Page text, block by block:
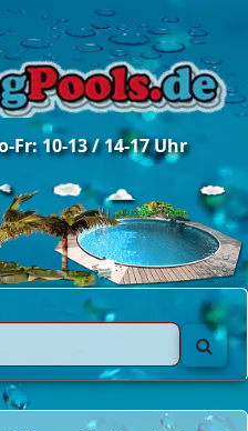
Fr: 10-13 / 14-17 Uhr